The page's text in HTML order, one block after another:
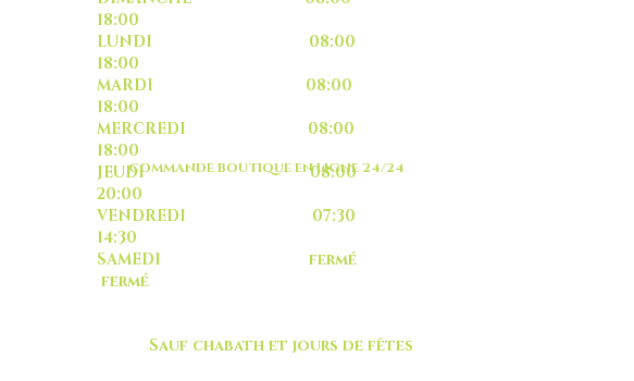
COMMANDE BOUTIQUE EN LIGNE 24/24
18:00
LUNDI 08:00
18:00
MARDI 08:00
18:00
MERCREDI 08:00
18:00
JEUDI 08:00
20:00
VENDREDI 07:30
14:30
SAMEDI fermé
fermé
Sauf chabath et jours de fêtes